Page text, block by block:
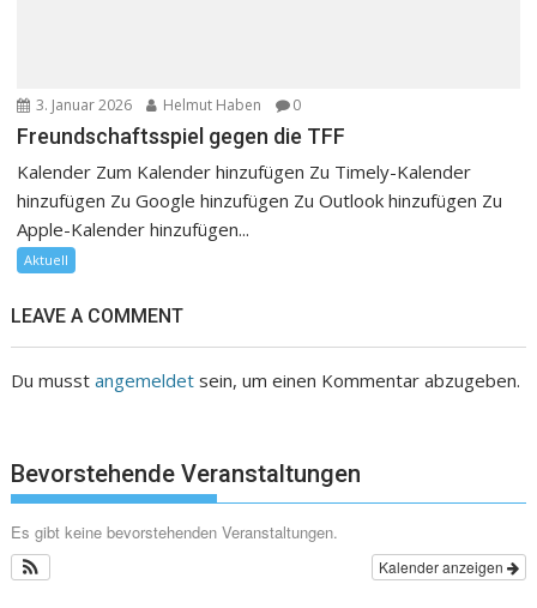
3. Januar 2026 Helmut Haben 0
Freundschaftsspiel gegen die TFF
Kalender Zum Kalender hinzufügen Zu Timely-Kalender
hinzufügen Zu Google hinzufügen Zu Outlook hinzufügen Zu
Apple-Kalender hinzufügen...
Aktuell
LEAVE A COMMENT
Du musstangemeldet sein, um einen Kommentar abzugeben.
Bevorstehende Veranstaltungen
Es gibt keine bevorstehenden Veranstaltungen.
Kalender anzeigen